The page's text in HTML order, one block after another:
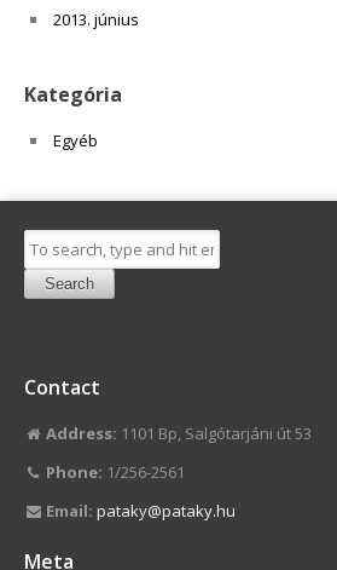
2013. június
Kategória
Egyéb
Search
Contact
Address: 1101 Bp, Salgótarjáni út 53
Phone: 1/256-2561
Email: pataky@pataky.hu
Meta